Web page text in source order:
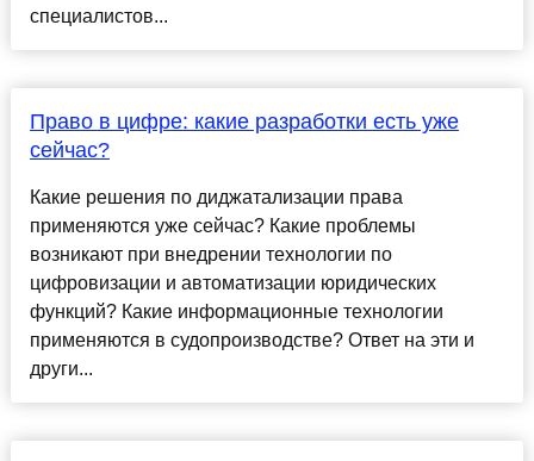
специалистов...
Право в цифре: какие разработки есть уже
сейчас?
Какие решения по диджатализации права
применяются уже сейчас? Какие проблемы
возникают при внедрении технологии по
цифровизации и автоматизации юридических
функций? Какие информационные технологии
применяются в судопроизводстве? Ответ на эти и
други...